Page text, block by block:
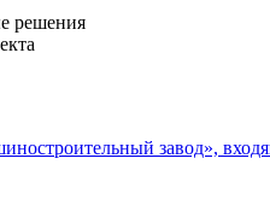
решения
завод»,